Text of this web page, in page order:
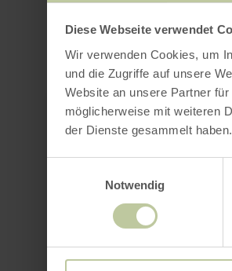
Diese Webseite verwendet
Wir verwenden Cookies, um
und die Zugriffe auf unsere
Website an unsere Partner
möglicherweise mit weiteren
der Dienste gesammelt haben.
Notwendig